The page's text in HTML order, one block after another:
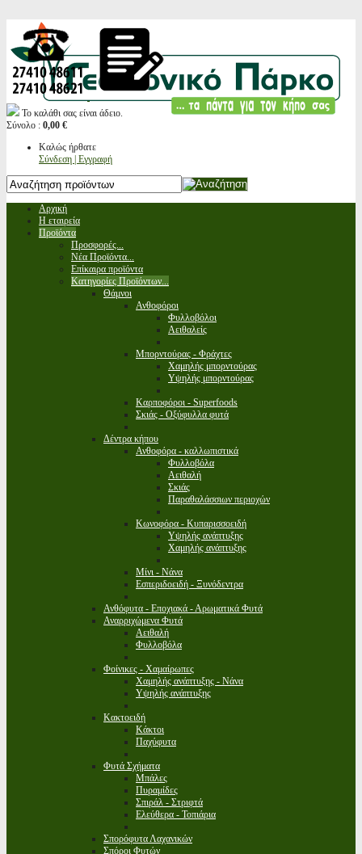
Το καλάθι σας είναι άδειο.
Σύνολο : 0,00 €
Καλώς ήρθατε
Σύνδεση | Εγγραφή
Αρχική
Η εταιρεία
Προϊόντα
Προσφορές...
Νέα Προϊόντα...
Επίκαιρα προϊόντα
Κατηγορίες Προϊόντων...
Θάμνοι
Ανθοφόροι
Φυλλοβόλοι
Αειθαλείς
Μπορντούρας - Φράχτες
Χαμηλής μπορντούρας
Υψηλής μπορντούρας
Καρποφόροι - Superfoods
Σκιάς - Οξύφυλλα φυτά
Δέντρα κήπου
Ανθοφόρα - καλλωπιστικά
Φυλλοβόλα
Αειθαλή
Σκιάς
Παραθαλάσσιων περιοχών
Κωνοφόρα - Κυπαρισσοειδή
Υψηλής ανάπτυξης
Χαμηλής ανάπτυξης
Μίνι - Νάνα
Εσπεριδοειδή - Ξυνόδεντρα
Ανθόφυτα - Εποχιακά - Αρωματικά Φυτά
Αναρριχώμενα Φυτά
Αειθαλή
Φυλλοβόλα
Φοίνικες - Χαμαίρωπες
Χαμηλής ανάπτυξης - Νάνα
Υψηλής ανάπτυξης
Κακτοειδή
Κάκτοι
Παχύφυτα
Φυτά Σχήματα
Μπάλες
Πυραμίδες
Σπιράλ - Στριφτά
Ελεύθερα - Τοπιάρια
Σπορόφυτα Λαχανικών
Σπόροι Φυτών